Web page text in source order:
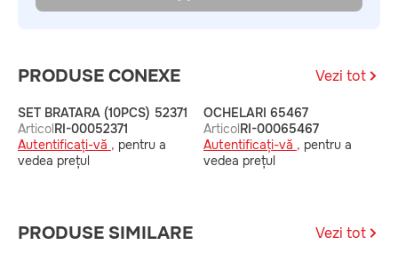
PRODUSE CONEXE Vezi tot
SET BRATARA (10PCS) 52371
ArticolRI-00052371
Autentificați-vă , pentru a
vedea prețul
OCHELARI 65467
ArticolRI-00065467
Autentificați-vă , pentru a
vedea prețul
PRODUSE SIMILARE Vezi tot